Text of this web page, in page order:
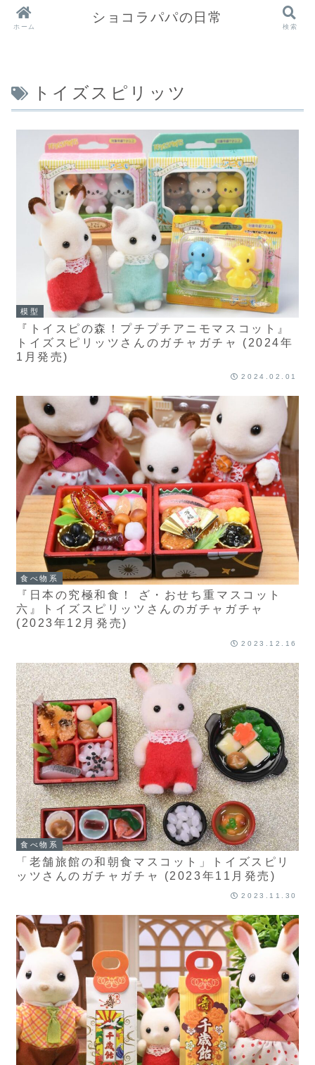
トイズスピリッツ
模型
『トイスピの森！プチプチアニモマスコット』
トイズスピリッツさんのガチャガチャ (2024年
1月発売)
2024.02.01
食べ物系
『日本の究極和食！ ざ・おせち重マスコット
六』トイズスピリッツさんのガチャガチャ
(2023年12月発売)
2023.12.16
食べ物系
「老舗旅館の和朝食マスコット」トイズスピリ
ッツさんのガチャガチャ (2023年11月発売)
2023.11.30
ホーム
ショコラパパの日常
検索